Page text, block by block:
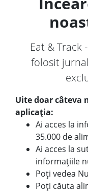
Eat & Track
folosit
Uite doar câteva
aplicația:
Ai acces la
35.000 de
Ai acces la
informațiile
Poți vedea
Poți căuta